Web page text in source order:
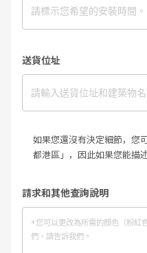
送貨位址
如果您還沒有決定細節，您
都港區」，因此如果您能描
請求和其他查詢說明